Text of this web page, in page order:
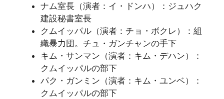
ナム室長（演者：イ・ドンハ）：ジュハク
建設秘書室長
クムイッパル（演者：チョ・ボクレ）：組
織暴力団。チュ・ガンチャンの手下
キム・サンマン（演者：キム・デハン）：
クムイッパルの部下
パク・ガンミン（演者：キム・ユンベ）：
クムイッパルの部下